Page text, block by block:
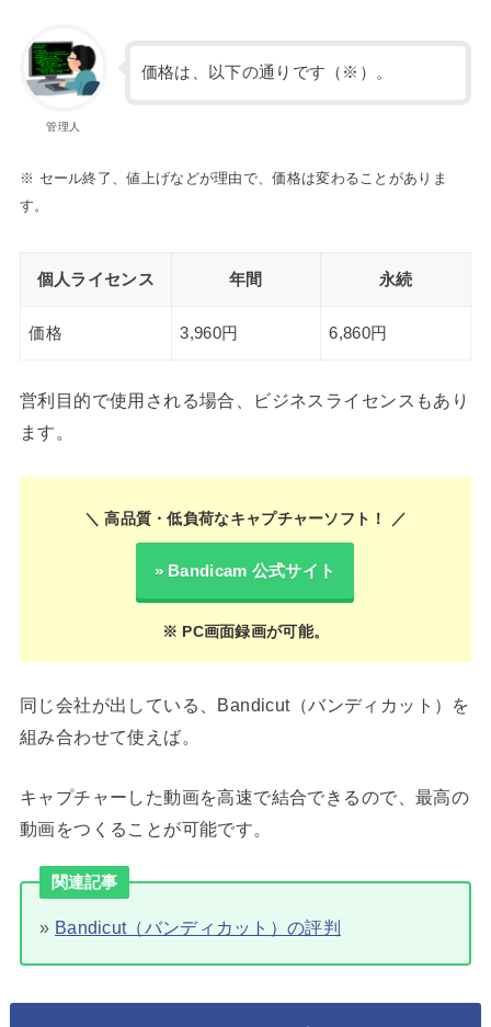
管理人
価格は、以下の通りです（※）。
※ セール終了、値上げなどが理由で、価格は変わることがありま
す。
個人ライセンス 年間 永続
価格 3,960円 6,860円
営利目的で使用される場合、ビジネスライセンスもあり
ます。
＼ 高品質・低負荷なキャプチャーソフト！ ／
» Bandicam 公式サイト
※ PC画面録画が可能。
同じ会社が出している、Bandicut（バンディカット）を
組み合わせて使えば。
キャプチャーした動画を高速で結合できるので、最高の
動画をつくることが可能です。
関連記事
» Bandicut（バンディカット）の評判